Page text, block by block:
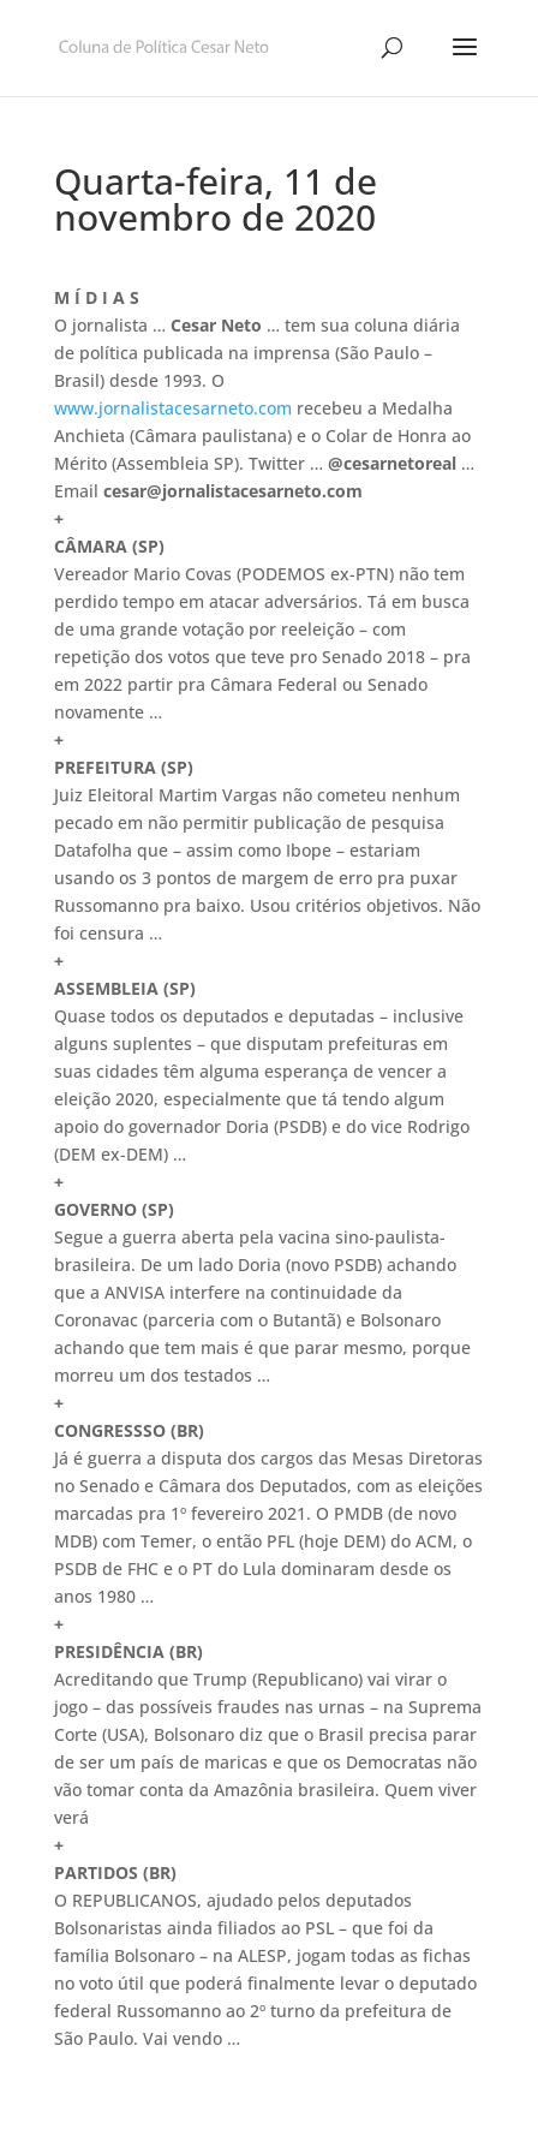
Quarta-feira, 11 de
novembro de 2020
M Í D I A S
O jornalista … Cesar Neto … tem sua coluna diária
de política publicada na imprensa (São Paulo –
Brasil) desde 1993. O
www.jornalistacesarneto.com recebeu a Medalha
Anchieta (Câmara paulistana) e o Colar de Honra ao
Mérito (Assembleia SP). Twitter … @cesarnetoreal…
Email cesar@jornalistacesarneto.com
+
CÂMARA (SP)
Vereador Mario Covas (PODEMOS ex-PTN) não tem
perdido tempo em atacar adversários. Tá em busca
de uma grande votação por reeleição – com
repetição dos votos que teve pro Senado 2018 – pra
em 2022 partir pra Câmara Federal ou Senado
novamente …
+
PREFEITURA (SP)
Juiz Eleitoral Martim Vargas não cometeu nenhum
pecado em não permitir publicação de pesquisa
Datafolha que – assim como Ibope – estariam
usando os 3 pontos de margem de erro pra puxar
Russomanno pra baixo. Usou critérios objetivos. Não
foi censura …
+
ASSEMBLEIA (SP)
Quase todos os deputados e deputadas – inclusive
alguns suplentes – que disputam prefeituras em
suas cidades têm alguma esperança de vencer a
eleição 2020, especialmente que tá tendo algum
apoio do governador Doria (PSDB) e do vice Rodrigo
(DEM ex-DEM) …
+
GOVERNO (SP)
Segue a guerra aberta pela vacina sino-paulista-
brasileira. De um lado Doria (novo PSDB) achando
que a ANVISA interfere na continuidade da
Coronavac (parceria com o Butantã) e Bolsonaro
achando que tem mais é que parar mesmo, porque
morreu um dos testados …
+
CONGRESSSO (BR)
Já é guerra a disputa dos cargos das Mesas Diretoras
no Senado e Câmara dos Deputados, com as eleições
marcadas pra 1º fevereiro 2021. O PMDB (de novo
MDB) com Temer, o então PFL (hoje DEM) do ACM, o
PSDB de FHC e o PT do Lula dominaram desde os
anos 1980 …
+
PRESIDÊNCIA (BR)
Acreditando que Trump (Republicano) vai virar o
jogo – das possíveis fraudes nas urnas – na Suprema
Corte (USA), Bolsonaro diz que o Brasil precisa parar
de ser um país de maricas e que os Democratas não
vão tomar conta da Amazônia brasileira. Quem viver
verá
+
PARTIDOS (BR)
O REPUBLICANOS, ajudado pelos deputados
Bolsonaristas ainda filiados ao PSL – que foi da
família Bolsonaro – na ALESP, jogam todas as fichas
no voto útil que poderá finalmente levar o deputado
federal Russomanno ao 2º turno da prefeitura de
São Paulo. Vai vendo …